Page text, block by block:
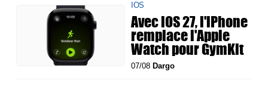
IOS
Avec iOS 27, l'iPhone
remplace l'Apple
Watch pour GymKit
07/08 Dargo